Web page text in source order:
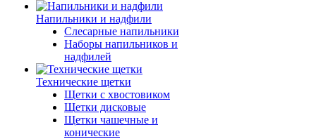
Напильники и надфили
Слесарные напильники
Наборы напильников и
надфилей
Технические щетки
Щетки с хвостовиком
Щетки дисковые
Щетки чашечные и
конические